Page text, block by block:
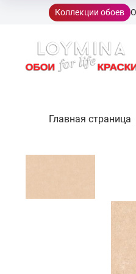
Коллекции обоев
Главная страница